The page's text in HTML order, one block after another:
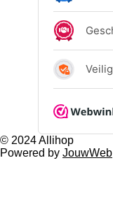
© 2024 Allihop
Powered by JouwWeb